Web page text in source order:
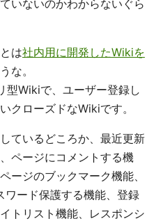
いないのかわからないぐら
は社内用に開発したWikiを
な。
型Wikiで、ユーザー登録し
クローズドなWikiです。
ているどころか、最近更新
ページにコメントする機
ージのブックマーク機能、
ワード保護する機能、登録
トリスト機能、レスポンシ